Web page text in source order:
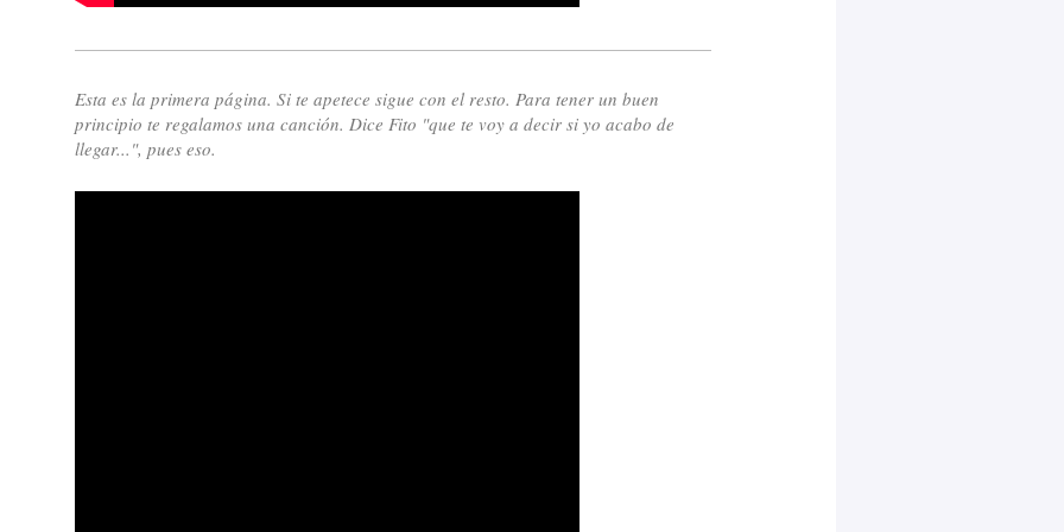
Esta es la primera página. Si te apetece sigue con el resto. Para tener un buen
principio te regalamos una canción. Dice Fito "que te voy a decir si yo acabo de
llegar...", pues eso.